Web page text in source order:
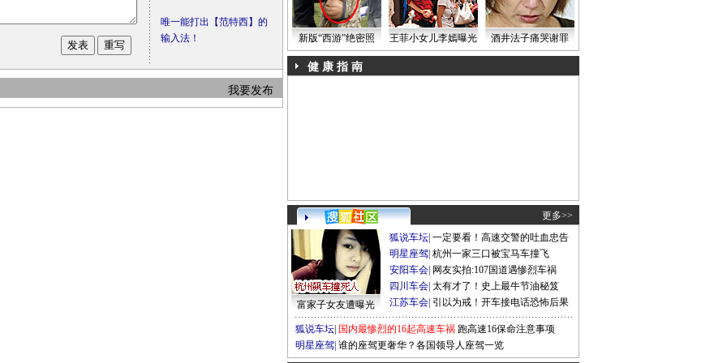
唯一能打出【范特西】的
输入法！
我要发布
新版“西游”绝密照 王菲小女儿李嫣曝光 酒井法子痛哭谢罪
健 康 指 南
更多>>
富家子女友遭曝光
狐说车坛 一定要看！高速交警的吐血忠告
明星座驾 杭州一家三口被宝马车撞飞
安阳车会 网友实拍:107国道遇惨烈车祸
四川车会 太有才了！史上最牛节油秘笈
江苏车会 引以为戒！开车接电话恐怖后果
狐说车坛 国内最惨烈的16起高速车祸 跑高速16保命注意事项
明星座驾 谁的座驾更奢华？各国领导人座驾一览